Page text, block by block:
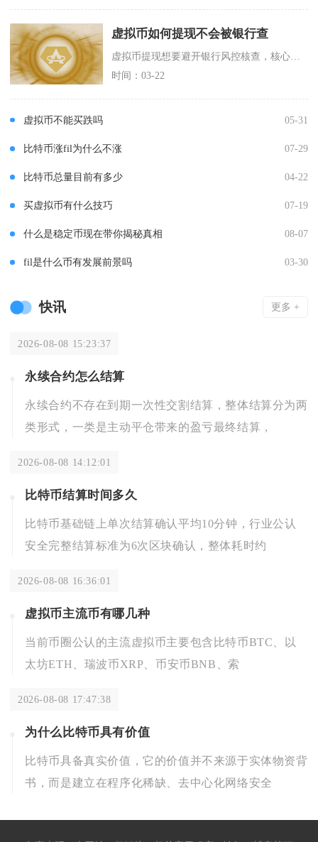
虚拟币如何提现不会被银行查
虚拟币提现想要避开银行风控核查，核心在于净化资金流入渠道、改造账户流水行为模式，再搭配分段
时间：03-22
虚拟币不能买跌吗 05-31
比特币涨fil为什么不涨 07-29
比特币总量目前有多少 04-22
买虚拟币有什么技巧 07-19
什么是稳定币现在带你揭秘真相 08-07
fil是什么币有发展前景吗 03-30
快讯 更多 +
2026-08-08 15:23:37
永续合约怎么结算
永续合约不存在到期一次性交割结算，整体结算分为两
类形式，一类是主动平仓带来的盈亏最终结算，
2026-08-08 14:12:01
比特币结算时间多久
比特币基础链上单次结算确认平均10分钟，行业公认
安全完整结算标准为6次区块确认，整体耗时约
2026-08-08 16:36:01
虚拟币主流币有哪几种
当前币圈公认的主流虚拟币主要包含比特币BTC、以
太坊ETH、瑞波币XRP、币安币BNB、索
2026-08-08 17:47:38
为什么比特币具有价值
比特币具备真实价值，它的价值并不来源于实体物资背
书，而是建立在程序化稀缺、去中心化网络安全